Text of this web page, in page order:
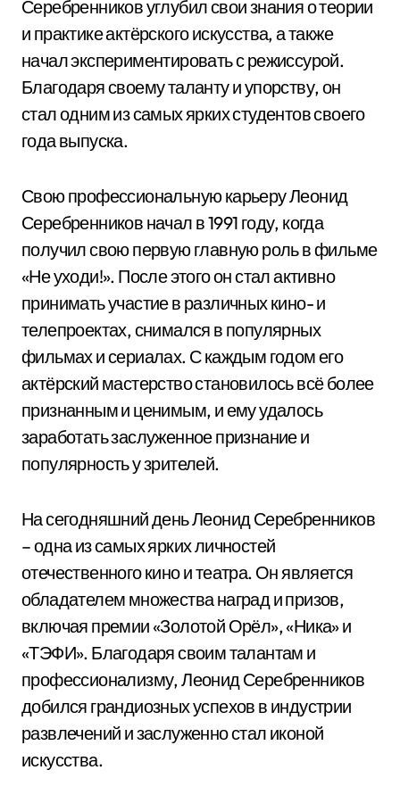
Серебренников углубил свои знания о теории
и практике актёрского искусства, а также
начал экспериментировать с режиссурой.
Благодаря своему таланту и упорству, он
стал одним из самых ярких студентов своего
года выпуска.
Свою профессиональную карьеру Леонид
Серебренников начал в 1991 году, когда
получил свою первую главную роль в фильме
«Не уходи!». После этого он стал активно
принимать участие в различных кино- и
телепроектах, снимался в популярных
фильмах и сериалах. С каждым годом его
актёрский мастерство становилось всё более
признанным и ценимым, и ему удалось
заработать заслуженное признание и
популярность у зрителей.
На сегодняшний день Леонид Серебренников
– одна из самых ярких личностей
отечественного кино и театра. Он является
обладателем множества наград и призов,
включая премии «Золотой Орёл», «Ника» и
«ТЭФИ». Благодаря своим талантам и
профессионализму, Леонид Серебренников
добился грандиозных успехов в индустрии
развлечений и заслуженно стал иконой
искусства.